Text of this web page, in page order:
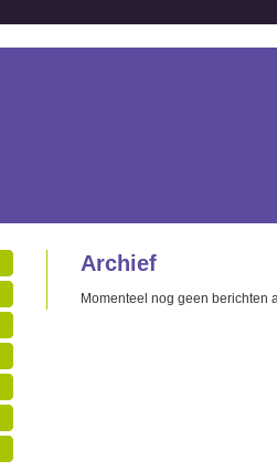
Archief
Momenteel nog geen berichten